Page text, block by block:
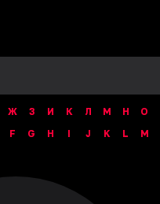
Ж З И К Л М Н О
F G H I J K L M